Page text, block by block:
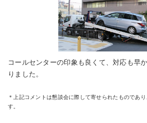
コールセンターの印象も良くて、対応も早
りました。
＊上記コメントは懇談会に際して寄せられたものであ
す。